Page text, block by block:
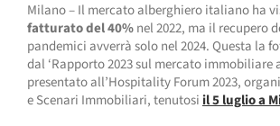
Milano – Il mercato alberghiero italiano ha
fatturato del 40%nel 2022, ma il recupero
pandemici avverrà solo nel 2024. Questa la
dal ‘Rapporto 2023 sul mercato immobiliare
presentato all’Hospitality Forum 2023,
e Scenari Immobiliari, tenutosiil 5 luglio a